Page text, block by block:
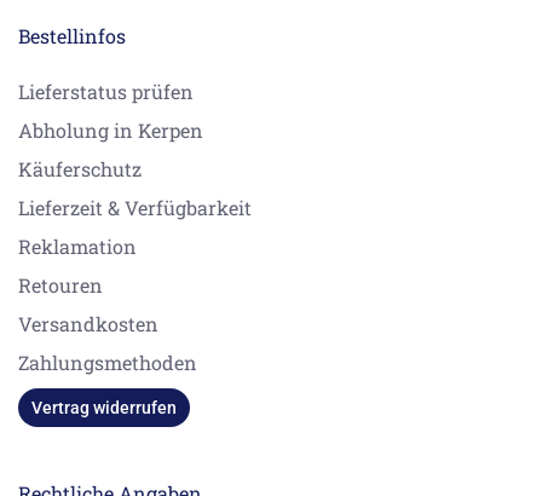
Bestellinfos
Lieferstatus prüfen
Abholung in Kerpen
Käuferschutz
Lieferzeit & Verfügbarkeit
Reklamation
Retouren
Versandkosten
Zahlungsmethoden
Vertrag widerrufen